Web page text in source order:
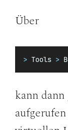
Über
> Tools >
kann dann